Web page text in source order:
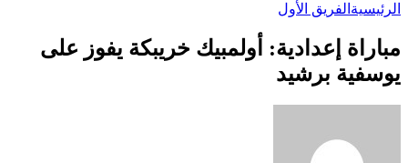
الرئيسية الفريق الأول
مباراة إعدادية: أولمبيك خريبكة يفوز على
يوسفية برشيد